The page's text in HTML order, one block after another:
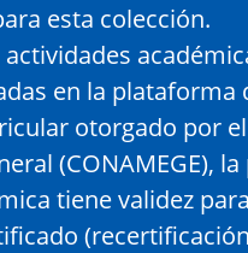
esta colección.
actividades
en la plataforma
otorgado por
(CONAMEGE),
tiene validez